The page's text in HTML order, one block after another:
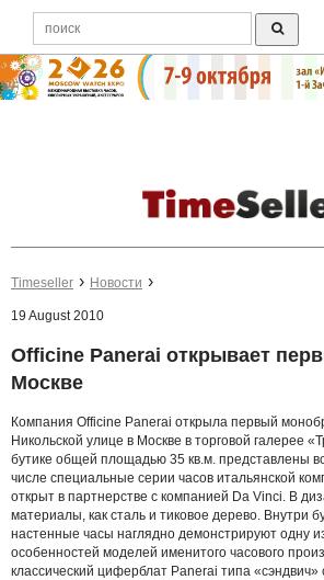
Timeseller Новости
19 August 2010
Officine Panerai открывает
Москве
Компания Officine Panerai открыла первый
Никольской улице в Москве в торговой галерее
бутике общей площадью 35 кв.м. представлены
числе специальные серии часов итальянской
открыт в партнерстве с компанией Da Vinci. В
материалы, как сталь и тиковое дерево. Внутри
настенные часы наглядно демонстрируют одну
особенностей моделей именитого часового
классический циферблат Panerai типа «сэндвич»